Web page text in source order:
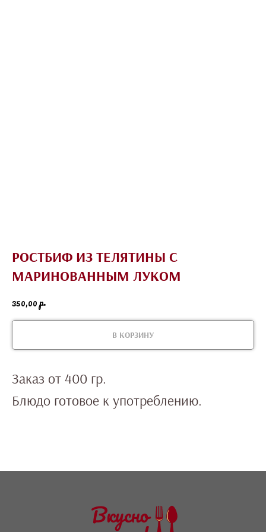
РОСТБИФ ИЗ ТЕЛЯТИНЫ С
МАРИНОВАННЫМ ЛУКОМ
350,00 р.
В КОРЗИНУ
Заказ от 400 гр.
Блюдо готовое к употреблению.